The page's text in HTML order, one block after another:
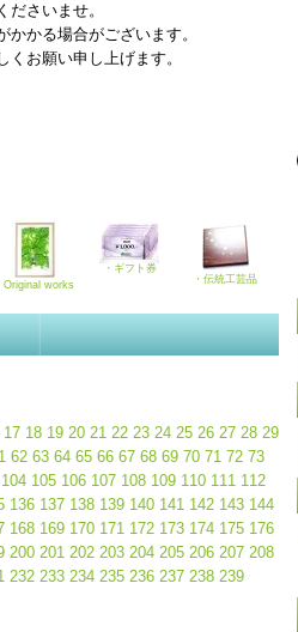
さいませ。
かる場合がございます。
お願い申し上げます。
Original works
・ギフト券
・伝統工芸品
17 18 19 20 21 22 23 24 25 26 27 28 29
62 63 64 65 66 67 68 69 70 71 72 73
104 105 106 107 108 109 110 111 112
136 137 138 139 140 141 142 143 144
168 169 170 171 172 173 174 175 176
200 201 202 203 204 205 206 207 208
232 233 234 235 236 237 238 239